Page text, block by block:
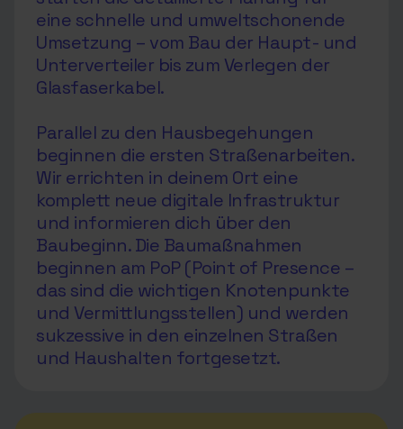
eine schnelle und umweltschonende
Umsetzung – vom Bau der Haupt- und
Unterverteiler bis zum Verlegen der
Glasfaserkabel.
Parallel zu den Hausbegehungen
beginnen die ersten Straßenarbeiten.
Wir errichten in deinem Ort eine
komplett neue digitale Infrastruktur
und informieren dich über den
Baubeginn. Die Baumaßnahmen
beginnen am PoP (Point of Presence –
das sind die wichtigen Knotenpunkte
und Vermittlungsstellen) und werden
sukzessive in den einzelnen Straßen
und Haushalten fortgesetzt.